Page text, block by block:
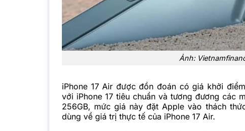
Ảnh:
iPhone 17 Air được đồn đoán có giá khởi
với iPhone 17 tiêu chuẩn và tương đương các
256GB, mức giá này đặt Apple vào thách
dùng về giá trị thực tế của iPhone 17 Air.